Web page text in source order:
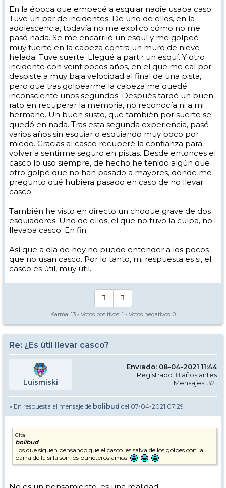
En la época que empecé a esquiar nadie usaba caso.
Tuve un par de incidentes. De uno de ellos, en la
adolescencia, todavía no me explico cómo no me
pasó nada. Se me encarriló un esquí y me golpeé
muy fuerte en la cabeza contra un muro de nieve
helada. Tuve suerte. Llegué a partir un esquí. Y otro
incidente con veintipocos años, en el que me caí por
despiste a muy baja velocidad al final de una pista,
pero que tras golpearme la cabeza me quedé
inconsciente unos segundos. Después tardé un buen
rato en recuperar la memoria, no reconocía ni a mi
hermano. Un buen susto, que también por suerte se
quedó en nada. Tras esta segunda experiencia, pasé
varios años sin esquiar o esquiando muy poco por
miedo. Gracias al casco recuperé la confianza para
volver a sentirme seguro en pistas. Desde entonces el
casco lo uso siempre, de hecho he tenido algún que
otro golpe que no han pasado a mayores, donde me
pregunto qué hubiera pasado en caso de no llevar
casco.
También he visto en directo un choque grave de dos
esquiadores. Uno de ellos, el que no tuvo la culpa, no
llevaba casco. En fin.
Así que a día de hoy no puedo entender a los pocos
que no usan casco. Por lo tanto, mi respuesta es si, el
casco es útil, muy útil.
Karma: 13 - Votos positivos: 1 - Votos negativos: 0
Re: ¿Es útil llevar casco?
Luismiski
Enviado: 08-04-2021 11:44
Registrado: 8 años antes
Mensajes: 321
» En respuesta al mensaje de bolibud del 07-04-2021 07:29
Cita
bolibud
Los que siguen pensando que el casco les salva de los golpes con la
barra de la silla son los puñeteros amos